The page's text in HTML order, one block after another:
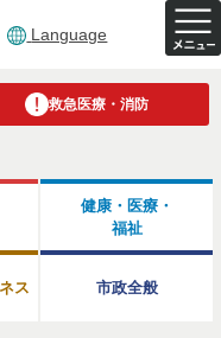
Language
救急医療・消防
健康・医療・
福祉
ス 市政全般